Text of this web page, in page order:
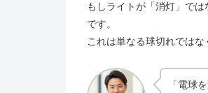
もしライトが「消灯」では
です。
これは単なる球切れではな
「電球